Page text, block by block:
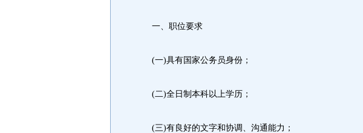
一、职位要求
(一)具有国家公务员身份；
(二)全日制本科以上学历；
(三)有良好的文字和协调、沟通能力；